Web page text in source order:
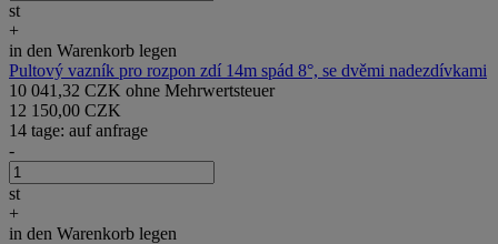
st
+
in den Warenkorb legen
Pultový vazník pro rozpon zdí 14m spád 8°, se dvěmi nadezdívkami
10 041,32 CZK ohne Mehrwertsteuer
12 150,00 CZK
14 tage: auf anfrage
-
st
+
in den Warenkorb legen